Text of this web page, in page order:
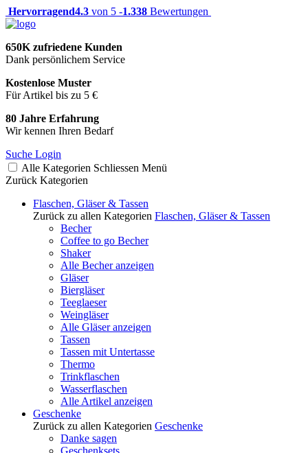
Hervorragend4.3 von 5 -1.338 Bewertungen
650K zufriedene Kunden
Dank persönlichem Service
Kostenlose Muster
Für Artikel bis zu 5 €
80 Jahre Erfahrung
Wir kennen Ihren Bedarf
Suche Login
Alle Kategorien Schliessen Menü
Zurück Kategorien
Flaschen, Gläser & Tassen
Zurück zu allen Kategorien Flaschen, Gläser & Tassen
Becher
Coffee to go Becher
Shaker
Alle Becher anzeigen
Gläser
Biergläser
Teeglaeser
Weingläser
Alle Gläser anzeigen
Tassen
Tassen mit Untertasse
Thermo
Trinkflaschen
Wasserflaschen
Alle Artikel anzeigen
Geschenke
Zurück zu allen Kategorien Geschenke
Danke sagen
Geschenksets